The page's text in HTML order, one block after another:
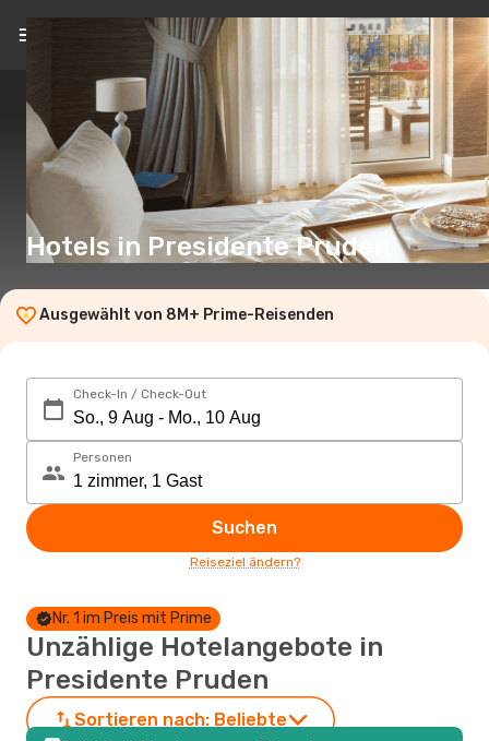
DE(€)
Hotels in Presidente Pruden
Ausgewählt von 8M+ Prime-Reisenden
Check-In / Check-Out
Personen
Suchen
Reiseziel ändern?
Nr. 1 im Preis mit Prime
Unzählige Hotelangebote in
Presidente Pruden
Sortieren nach: Beliebte